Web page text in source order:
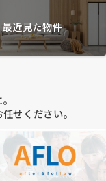
最近見た物件
せください。